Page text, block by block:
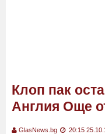
Клоп пак
Англия Още
GlasNews.bg 20:15